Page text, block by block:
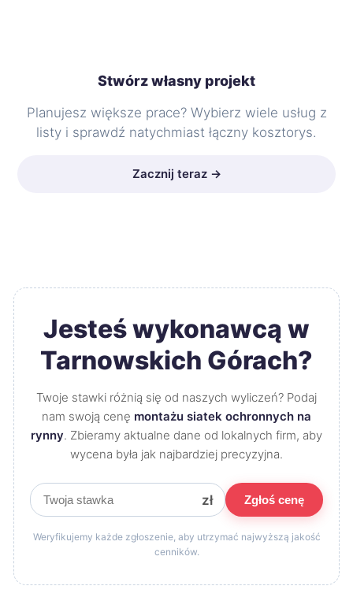
Stwórz własny projekt
Planujesz większe prace? Wybierz wiele usług z
listy i sprawdź natychmiast łączny kosztorys.
Zacznij teraz →
Jesteś wykonawcą w
Tarnowskich Górach?
Twoje stawki różnią się od naszych wyliczeń? Podaj
nam swoją cenę montażu siatek ochronnych na
rynny. Zbieramy aktualne dane od lokalnych firm, aby
wycena była jak najbardziej precyzyjna.
zł Zgłoś cenę
Weryfikujemy każde zgłoszenie, aby utrzymać najwyższą jakość
cenników.